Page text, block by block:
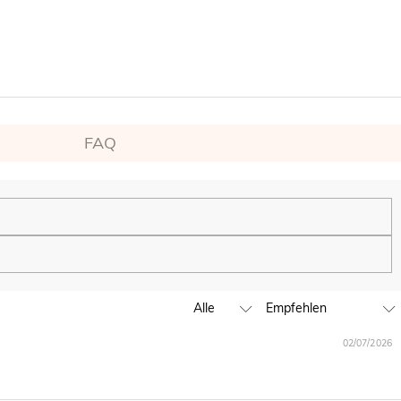
FAQ
02/07/2026
Wir werden unser globales Ladengeschäft weiter
service@de.jeulia.com. Wir werden Ihnen dabei weiterhelfen.